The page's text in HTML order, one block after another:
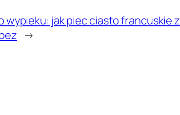
wypieku: jak piec ciasto francuskie z
→